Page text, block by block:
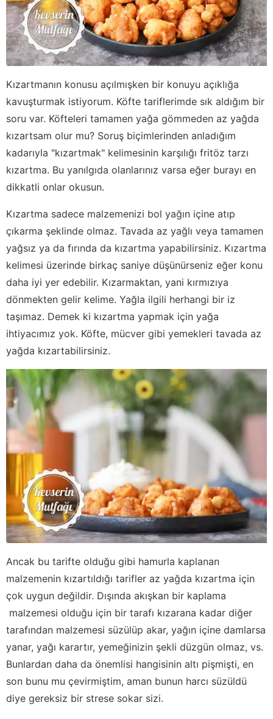
Kızartmanın konusu açılmışken bir konuyu açıklığa
kavuşturmak istiyorum. Köfte tariflerimde sık aldığım bir
soru var. Köfteleri tamamen yağa gömmeden az yağda
kızartsam olur mu? Soruş biçimlerinden anladığım
kadarıyla "kızartmak" kelimesinin karşılığı fritöz tarzı
kızartma. Bu yanılgıda olanlarınız varsa eğer burayı en
dikkatli onlar okusun.
Kızartma sadece malzemenizi bol yağın içine atıp
çıkarma şeklinde olmaz. Tavada az yağlı veya tamamen
yağsız ya da fırında da kızartma yapabilirsiniz. Kızartma
kelimesi üzerinde birkaç saniye düşünürseniz eğer konu
daha iyi yer edebilir. Kızarmaktan, yani kırmızıya
dönmekten gelir kelime. Yağla ilgili herhangi bir iz
taşımaz. Demek ki kızartma yapmak için yağa
ihtiyacımız yok. Köfte, mücver gibi yemekleri tavada az
yağda kızartabilirsiniz.
Ancak bu tarifte olduğu gibi hamurla kaplanan
malzemenin kızartıldığı tarifler az yağda kızartma için
çok uygun değildir. Dışında akışkan bir kaplama
malzemesi olduğu için bir tarafı kızarana kadar diğer
tarafından malzemesi süzülüp akar, yağın içine damlarsa
yanar, yağı karartır, yemeğinizin şekli düzgün olmaz, vs.
Bunlardan daha da önemlisi hangisinin altı pişmişti, en
son bunu mu çevirmiştim, aman bunun harcı süzüldü
diye gereksiz bir strese sokar sizi.